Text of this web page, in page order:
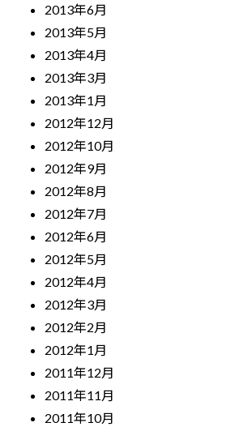
2013年6月
2013年5月
2013年4月
2013年3月
2013年1月
2012年12月
2012年10月
2012年9月
2012年8月
2012年7月
2012年6月
2012年5月
2012年4月
2012年3月
2012年2月
2012年1月
2011年12月
2011年11月
2011年10月